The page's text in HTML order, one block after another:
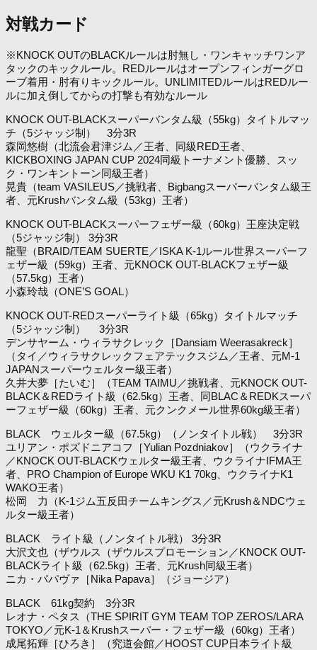
対戦カード
※KNOCK OUTのBLACKルールは肘無し・ワンキャッチワンア
タックのキックルール。REDルールはオープンフィンガーグロ
ーブ着用・肘有りキックルール。UNLIMITEDルールはREDルー
ルに加え倒してからの打撃も有効なルール
KNOCK OUT-BLACKスーパーバンタム級（55kg）タイトルマッ
チ（5ジャッジ制） 3分3R
森岡悠樹（北流会君津ジム／王者、同級RED王者、
KICKBOXING JAPAN CUP 2024同級トーナメント優勝、スッ
ク・ワンキントーン同級王者）
晃貴（team VASILEUS／挑戦者、Bigbangスーパーバンタム級王
者、元Krushバンタム級（53kg）王者）
KNOCK OUT-BLACKスーパーフェザー級（60kg）王座決定戦
（5ジャッジ制） 3分3R
龍聖（BRAID/TEAM SUERTE／ISKA K-1ルール世界スーパーフ
ェザー級（59kg）王者、元KNOCK OUT-BLACKフェザー級
（57.5kg）王者）
小森玲哉（ONE’S GOAL）
KNOCK OUT-REDスーパーライト級（65kg）タイトルマッチ
（5ジャッジ制） 3分3R
デンサヤーム・ウィラサクレック［Dansiam Weerasakreck］
（タイ／ウィラサクレックフェアテックスジム／王者、元M-1
JAPANスーパーウェルター級王者）
久井大夢［たいむ］（TEAM TAIMU／挑戦者、元KNOCK OUT-
BLACK＆REDライト級（62.5kg）王者、同BLAC＆REDKスーパ
ーフェザー級（60kg）王者、元クンクメール世界60kg級王者）
BLACK ウェルター級（67.5kg）（ノンタイトル戦） 3分3R
ユリアン・ポズドニアコフ［Yulian Pozdniakov］（ウクライナ
／KNOCK OUT-BLACKウェルター級王者、ウクライナIFMA王
者、PRO Champion of Europe WKU K1 70kg、ウクライナK1
WAKO王者）
松岡 力（K-1ジム五反田チームキングス／元Krush＆NDCウェ
ルター級王者）
BLACK ライト級（ノンタイトル戦） 3分3R
大沢文也（ザウルス（ザウルスプロモーション／KNOCK OUT-
BLACKライト級（62.5kg）王者、元Krush同級王者）
ニカ・パパヴァ［Nika Papava］（ジョージア）
BLACK 61kg契約 3分3R
レオナ・ペタス（THE SPIRIT GYM TEAM TOP ZEROS/LARA
TOKYO／元K-1＆Krushスーパー・フェザー級（60kg）王者）
成尾拓輝［ひろき］（究道会館／HOOST CUP日本ライト級